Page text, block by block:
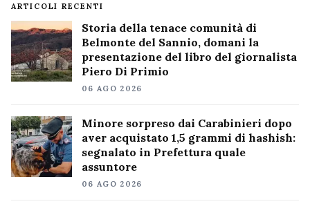
ARTICOLI RECENTI
Storia della tenace comunità di
Belmonte del Sannio, domani la
presentazione del libro del giornalista
Piero Di Primio
06 AGO 2026
Minore sorpreso dai Carabinieri dopo
aver acquistato 1,5 grammi di hashish:
segnalato in Prefettura quale
assuntore
06 AGO 2026